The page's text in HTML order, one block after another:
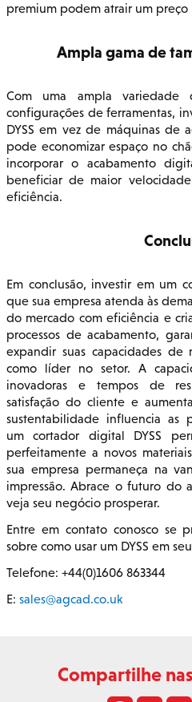
premium podem atrair um preço
Ampla gama de
Com uma ampla
configurações de ferramentas,
DYSS em vez de máquinas de
pode economizar espaço no
incorporar o acabamento
beneficiar de maior
eficiência.
Em conclusão, investir em um
que sua empresa atenda às
do mercado com eficiência e
processos de acabamento,
expandir suas capacidades de
como líder no setor. A
inovadoras e tempos de
satisfação do cliente e
sustentabilidade influencia as
um cortador digital DYSS
perfeitamente a novos
sua empresa permaneça na
impressão. Abrace o futuro do
veja seu negócio prosperar.
Entre em contato conosco se
sobre como usar um DYSS em
Telefone: +44(0)1606 863344
E: sales@agcad.co.uk
Compartilhe